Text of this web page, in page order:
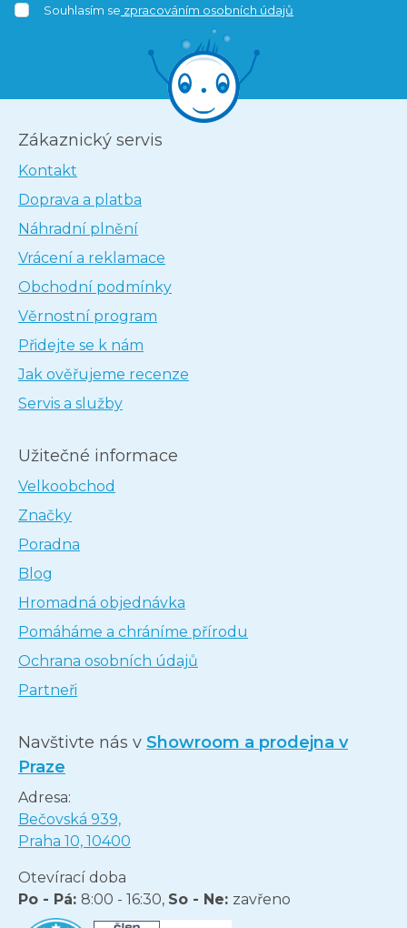
Souhlasím se zpracováním osobních údajů
Zákaznický servis
Kontakt
Doprava a platba
Náhradní plnění
Vrácení a reklamace
Obchodní podmínky
Věrnostní program
Přidejte se k nám
Jak ověřujeme recenze
Servis a služby
Užitečné informace
Velkoobchod
Značky
Poradna
Blog
Hromadná objednávka
Pomáháme a chráníme přírodu
Ochrana osobních údajů
Partneři
Navštivte nás v Showroom a prodejna v
Praze
Adresa:
Bečovská 939,
Praha 10, 10400
Otevírací doba
Po - Pá: 8:00 - 16:30, So - Ne: zavřeno